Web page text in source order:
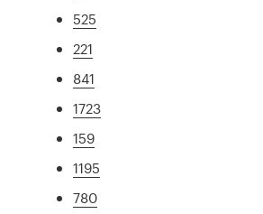
525
221
841
1723
159
1195
780